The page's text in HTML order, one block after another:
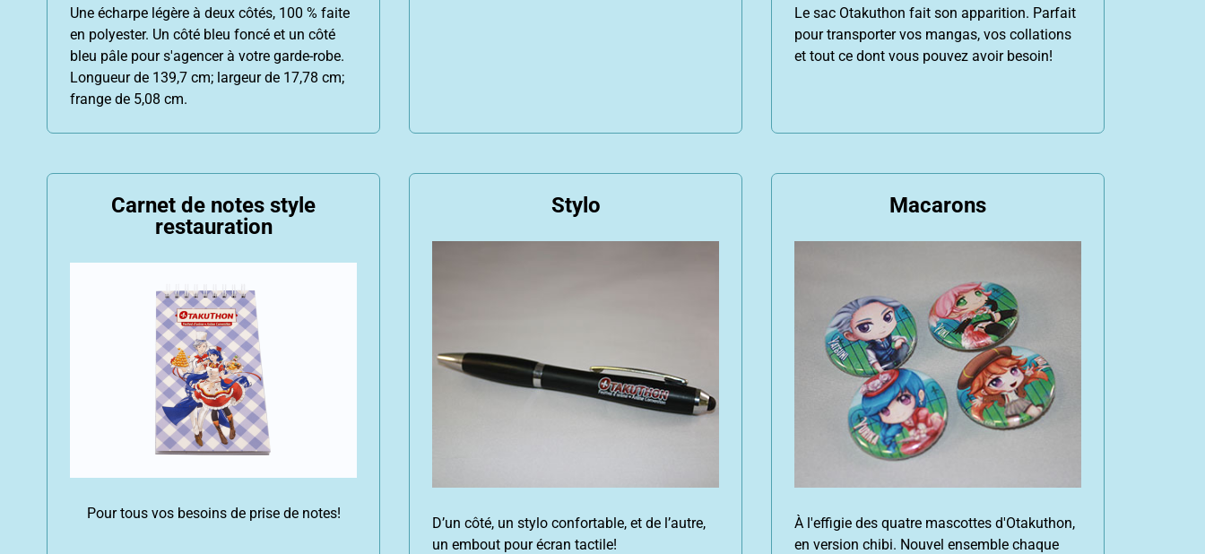
Une écharpe légère à deux côtés, 100 % faite
en polyester. Un côté bleu foncé et un côté
bleu pâle pour s'agencer à votre garde-robe.
Longueur de 139,7 cm; largeur de 17,78 cm;
frange de 5,08 cm.
Le sac Otakuthon fait son apparition. Parfait
pour transporter vos mangas, vos collations
et tout ce dont vous pouvez avoir besoin!
Carnet de notes style
restauration
Pour tous vos besoins de prise de notes!
Stylo
D’un côté, un stylo confortable, et de l’autre,
un embout pour écran tactile!
Macarons
À l'effigie des quatre mascottes d'Otakuthon,
en version chibi. Nouvel ensemble chaque